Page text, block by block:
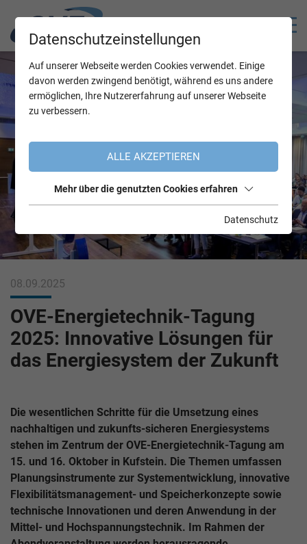
08.09.2025
OVE-Energietechnik-Tagung
2025: Innovative Lösungen für
das Energiesystem der Zukunft
Die wesentlichen Schritte für die Umsetzung eines
nachhaltigen und zukunfts-sicheren Energiesystems
stehen im Zentrum der OVE-Energietechnik-Tagung am
15. und 16. Oktober in Kufstein. Die Themen umfassen
Planungsinstrumente zur Systementwicklung, innovative
Flexibilitätsmanagement- und Speicherkonzepte sowie
technische Innovationen und deren Anwendung in der
Mittel- und Hochspannungstechnik. Im Rahmen der
Datenschutzeinstellungen
Auf unserer Webseite werden Cookies verwendet. Einige
davon werden zwingend benötigt, während es uns andere
ermöglichen, Ihre Nutzererfahrung auf unserer Webseite
zu verbessern.
ALLE AKZEPTIEREN
Mehr über die genutzten Cookies erfahren
Datenschutz